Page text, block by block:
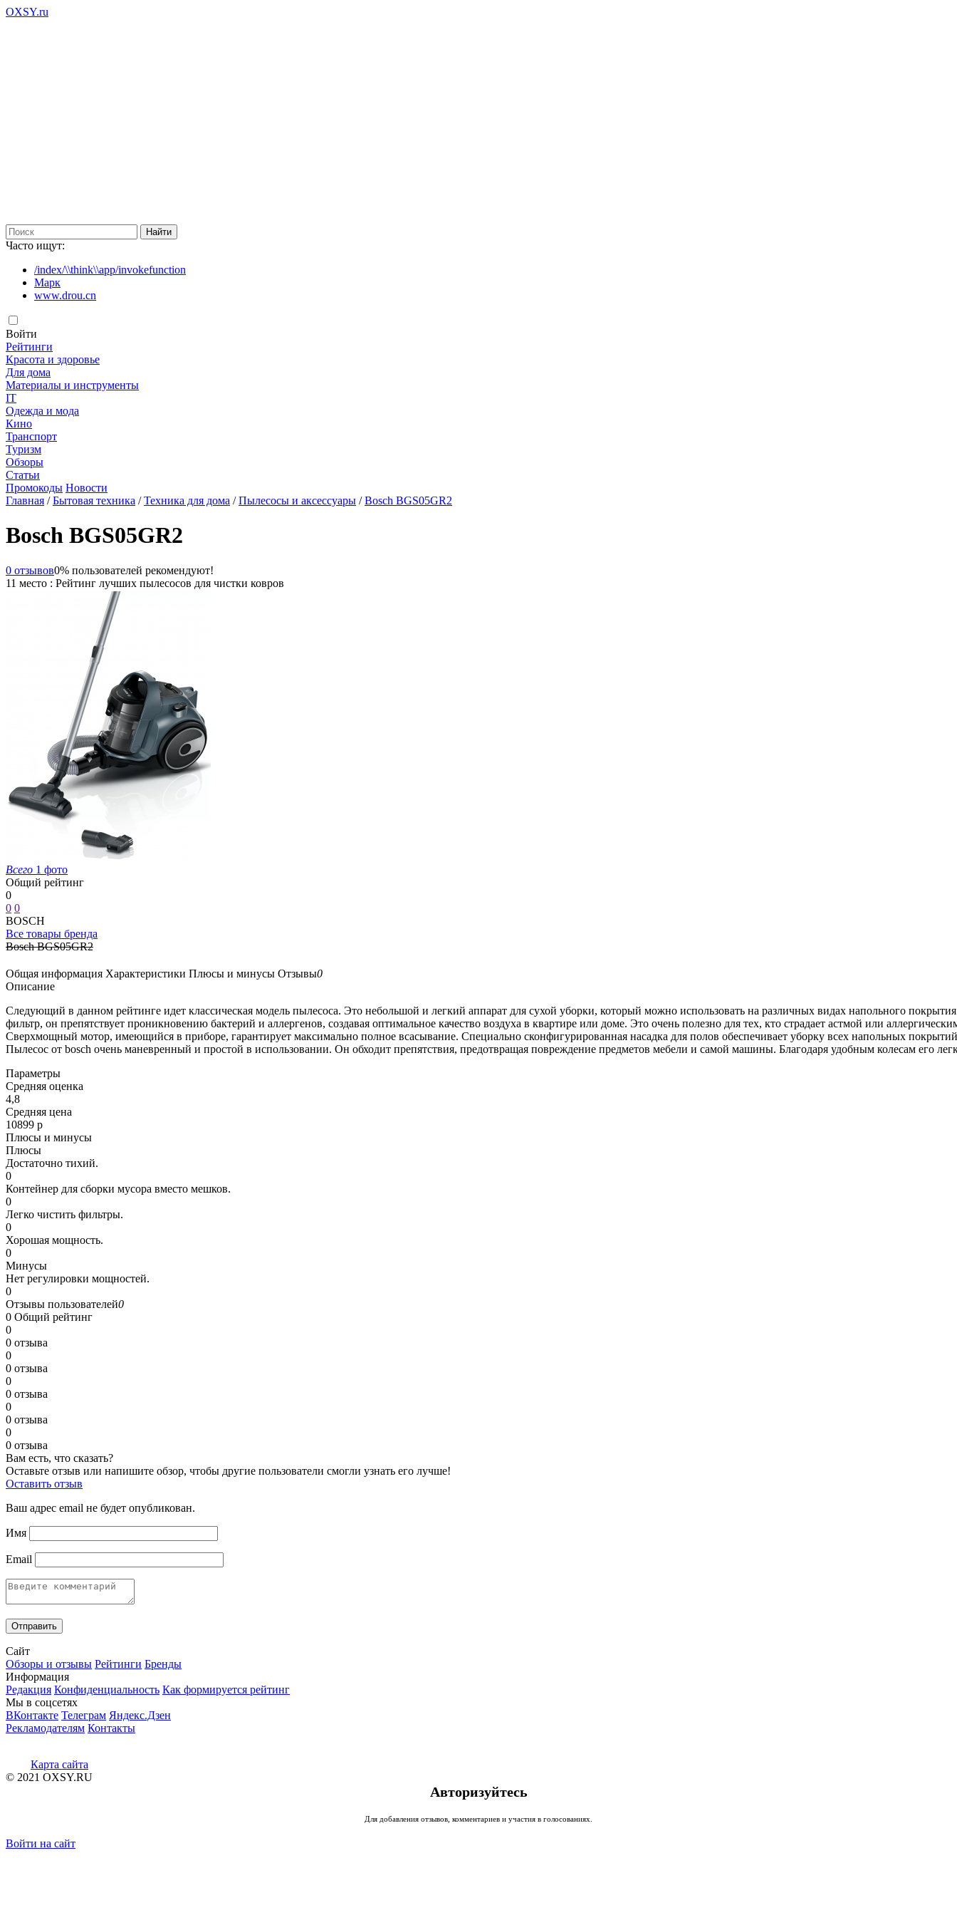
OXSY.ru
Часто ищут:
/index/\\think\\app/invokefunction
Марк
www.drou.cn
Войти
Рейтинги
Красота и здоровье
Для дома
Материалы и инструменты
IT
Одежда и мода
Кино
Транспорт
Туризм
Обзоры
Статьи
Промокоды Новости
Главная /Бытовая техника /Техника для дома /Пылесосы и аксессуары /Bosch BGS05GR2
Bosch BGS05GR2
0 отзывов0% пользователей рекомендуют!
11 место : Рейтинг лучших пылесосов для чистки ковров
Всего 1 фото
Общий рейтинг
0
0 0
BOSCH
Все товары бренда
Bosch BGS05GR2
Общая информация Характеристики Плюсы и минусы Отзывы0
Описание
Следующий в данном рейтинге идет классическая модель пылесоса. Это небольшой и легкий аппарат для сухой уборки, который можно использовать на различных видах напольного покрытия
фильтр, он препятствует проникновению бактерий и аллергенов, создавая оптимальное качество воздуха в квартире или доме. Это очень полезно для тех, кто страдает астмой или
Сверхмощный мотор, имеющийся в приборе, гарантирует максимально полное всасывание. Специально сконфигурированная насадка для полов обеспечивает уборку всех напольных покрытий
Пылесос от bosch очень маневренный и простой в использовании. Он обходит препятствия, предотвращая повреждение предметов мебели и самой машины. Благодаря удобным колесам его
Параметры
Средняя оценка
4,8
Средняя цена
10899 р
Плюсы и минусы
Плюсы
Достаточно тихий.
0
Контейнер для сборки мусора вместо мешков.
0
Легко чистить фильтры.
0
Хорошая мощность.
0
Минусы
Нет регулировки мощностей.
0
Отзывы пользователей0
0 Общий рейтинг
0
0 отзыва
0
0 отзыва
0
0 отзыва
0
0 отзыва
0
0 отзыва
Вам есть, что сказать?
Оставьте отзыв или напишите обзор, чтобы другие пользователи смогли узнать его лучше!
Оставить отзыв
Ваш адрес email не будет опубликован.
Имя
Email
Сайт
Обзоры и отзывы Рейтинги Бренды
Информация
Редакция Конфиденциальность Как формируется рейтинг
Мы в соцсетях
ВКонтакте Телеграм Яндекс.Дзен
Рекламодателям Контакты
Карта сайта
© 2021 OXSY.RU
Авторизуйтесь
Для добавления отзывов, комментариев и участия в голосованиях.
Войти на сайт